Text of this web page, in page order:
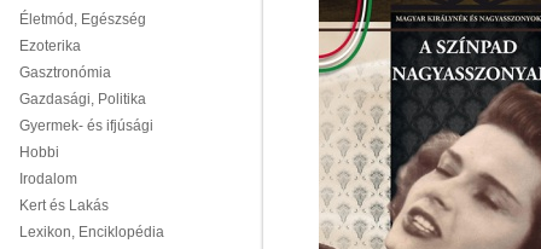
Életmód, Egészség
Ezoterika
Gasztronómia
Gazdasági, Politika
Gyermek- és ifjúsági
Hobbi
Irodalom
Kert és Lakás
Lexikon, Enciklopédia